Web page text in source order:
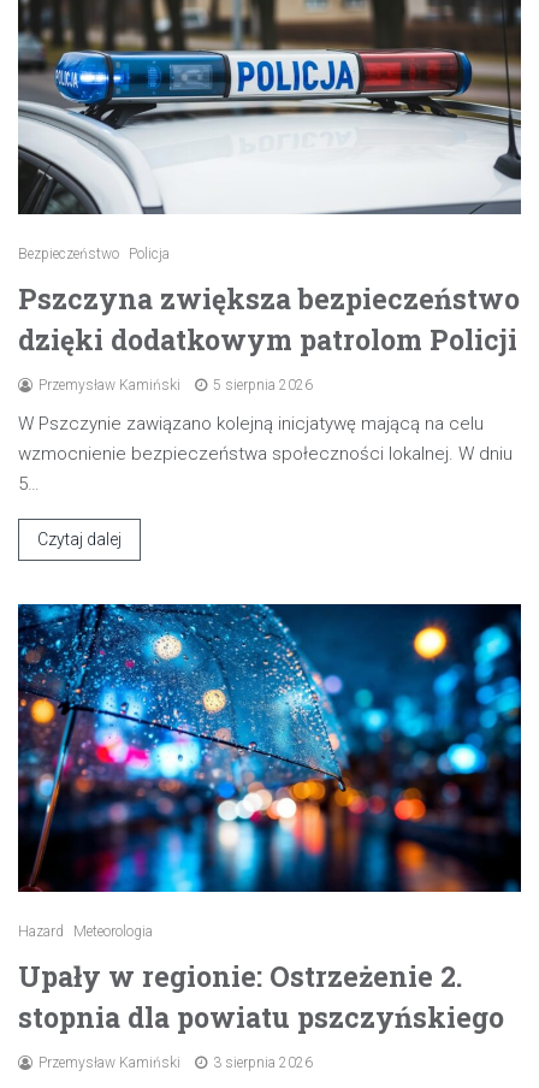
Bezpieczeństwo Policja
Pszczyna zwiększa bezpieczeństwo
dzięki dodatkowym patrolom Policji
Przemysław Kamiński 5 sierpnia 2026
W Pszczynie zawiązano kolejną inicjatywę mającą na celu
wzmocnienie bezpieczeństwa społeczności lokalnej. W dniu
5…
Czytaj dalej
Hazard Meteorologia
Upały w regionie: Ostrzeżenie 2.
stopnia dla powiatu pszczyńskiego
Przemysław Kamiński 3 sierpnia 2026